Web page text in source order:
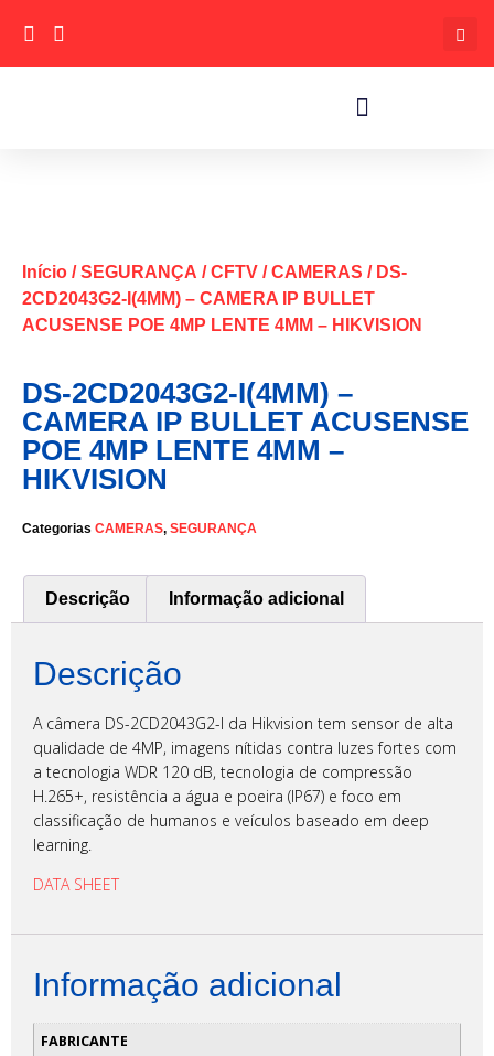
Início /SEGURANÇA /CFTV /CAMERAS / DS-
2CD2043G2-I(4MM) – CAMERA IP BULLET
ACUSENSE POE 4MP LENTE 4MM – HIKVISION
DS-2CD2043G2-I(4MM) –
CAMERA IP BULLET ACUSENSE
POE 4MP LENTE 4MM –
HIKVISION
Categorias CAMERAS, SEGURANÇA
Descrição Informação adicional
Descrição
A câmera DS-2CD2043G2-I da Hikvision tem sensor de alta
qualidade de 4MP, imagens nítidas contra luzes fortes com
a tecnologia WDR 120 dB, tecnologia de compressão
H.265+, resistência a água e poeira (IP67) e foco em
classificação de humanos e veículos baseado em deep
learning.
DATA SHEET
Informação adicional
FABRICANTE